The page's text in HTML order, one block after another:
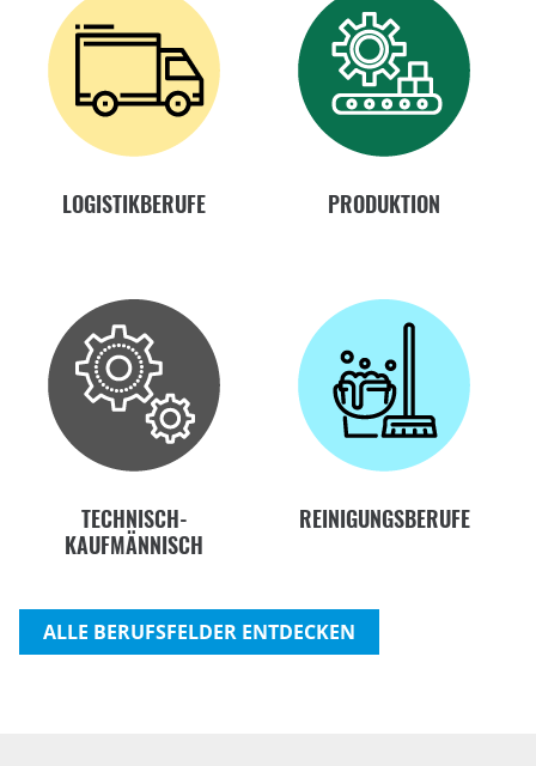
LOGISTIKBERUFE PRODUKTION
TECHNISCH-
KAUFMÄNNISCH
REINIGUNGSBERUFE
ALLE BERUFSFELDER ENTDECKEN